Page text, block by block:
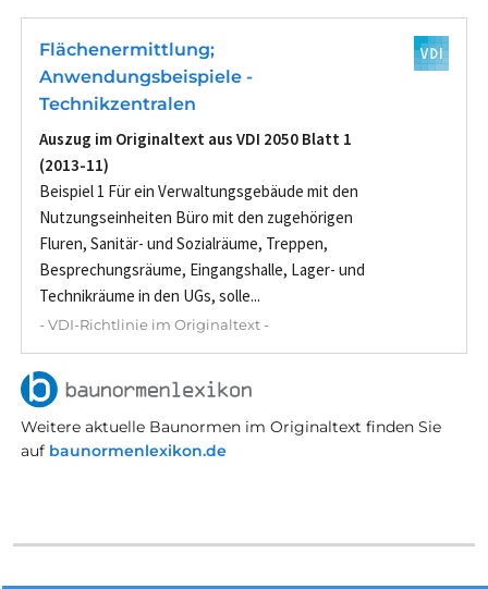
Flächenermittlung;
Anwendungsbeispiele -
Technikzentralen
Auszug im Originaltext aus VDI 2050 Blatt 1
(2013-11)
Beispiel 1 Für ein Verwaltungsgebäude mit den
Nutzungseinheiten Büro mit den zugehörigen
Fluren, Sanitär- und Sozialräume, Treppen,
Besprechungsräume, Eingangshalle, Lager- und
Technikräume in den UGs, solle...
- VDI-Richtlinie im Originaltext -
Weitere aktuelle Baunormen im Originaltext finden Sie
auf baunormenlexikon.de